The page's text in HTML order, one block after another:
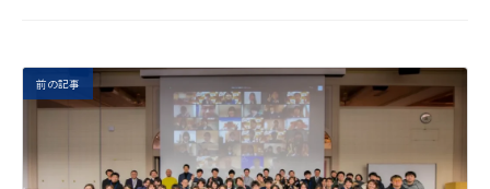
前の記事